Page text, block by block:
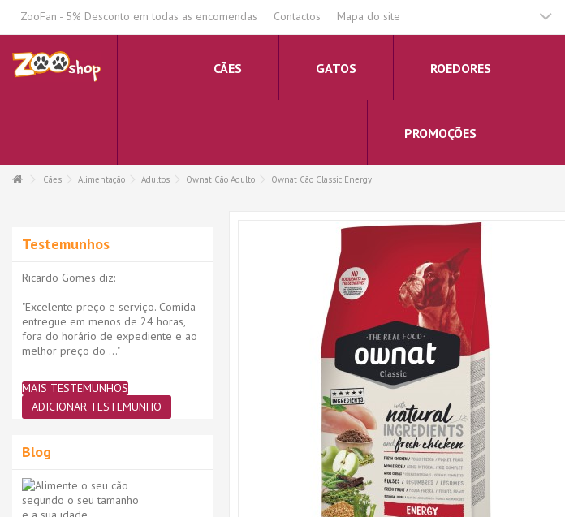
ZooFan - 5% Desconto em todas as encomendas Contactos Mapa do site
CÃES GATOS ROEDORES
PROMOÇÕES
Cães Alimentação Adultos Ownat Cão Adulto Ownat Cão Classic Energy
Testemunhos
Ricardo Gomes diz:
"Excelente preço e serviço. Comida
entregue em menos de 24 horas,
fora do horário de expediente e ao
melhor preço do ..."
MAIS TESTEMUNHOS
ADICIONAR TESTEMUNHO
Blog